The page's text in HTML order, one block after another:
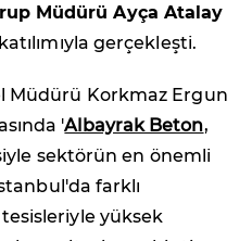
Müdürü Ayça Atalay
gerçekleşti.
Müdürü Korkmaz Ergun
'Albayrak Beton,
sektörün en önemli
farklı
yüksek